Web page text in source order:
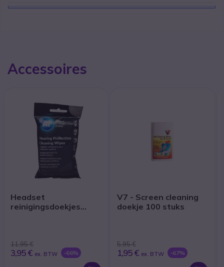
Accessoires
Headset
reinigingsdoekjes
11,95 €
3,95 € ex. BTW -66%
V7 - Screen cleaning
doekje 100 stuks
5,95 €
1,95 € ex. BTW -67%